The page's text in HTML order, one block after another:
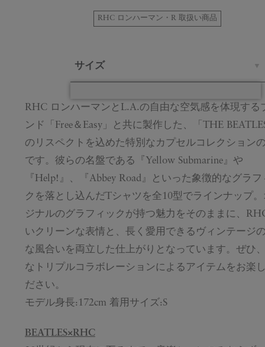
RHC ロンハーマン・R 取扱い商品
サイズ
RHC ロンハーマンとL.A.の自由な空気感を体現する
ンド「Free＆Easy」と共に製作した、「THE
のリスペクトを込めた特別なカプセルコレクション
です。彼らの名盤である『Yellow Submarine』や
『Help!』、『Abbey Road』といった象徴的なグラフ
クを落とし込んだTシャツを全10型でラインナップ
ジナルのグラフィックが持つ魅力をそのままに、
いクリーンな表情と、長く愛用できるヴィンテージ
な風合いを両立した仕上がりとなっています。ぜひ
なトリプルコラボレーションによるアイテムをお楽
ださい。
モデル身長:172cm 着用サイズ:S
BEATLES×RHC